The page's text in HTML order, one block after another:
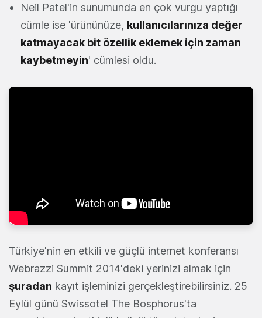
Neil Patel'in sunumunda en çok vurgu yaptığı
cümle ise 'ürününüze, kullanıcılarınıza değer
katmayacak bit özellik eklemek için zaman
kaybetmeyin' cümlesi oldu.
Türkiye'nin en etkili ve güçlü internet konferansı
Webrazzi Summit 2014'deki yerinizi almak için
şuradan kayıt işleminizi gerçekleştirebilirsiniz. 25
Eylül günü Swissotel The Bosphorus'ta